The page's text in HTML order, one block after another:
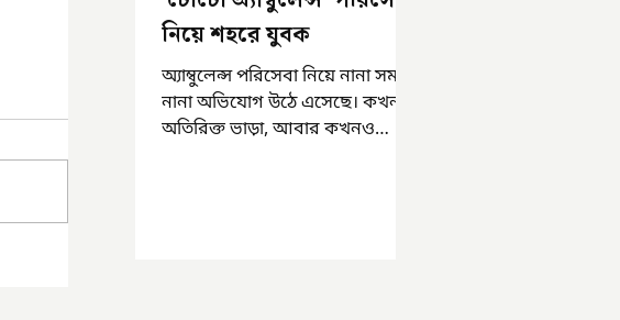
নিয়ে শহরে যুবক
অ্যাম্বুলেন্স পরিসেবা নিয়ে নানা সময়
নানা অভিযোগ উঠে এসেছে। কখনও
অতিরিক্ত ভাড়া, আবার কখনও